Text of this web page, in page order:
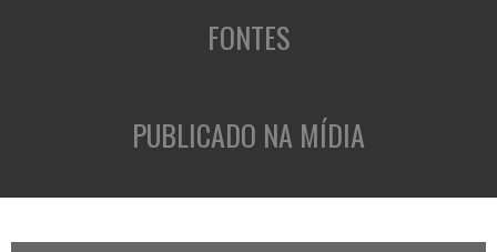
FONTES
PUBLICADO NA MÍDIA